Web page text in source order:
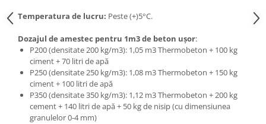
Temperatura de lucru: Peste (+)5°C.
Dozajul de amestec pentru 1m3 de beton ușor:
P200 (densitate 200 kg/m3): 1,05 m3 Thermobeton + 100 kg
ciment + 70 litri de apă
P250 (densitate 250 kg/m3): 1,08 m3 Thermobeton + 150 kg
ciment + 100 litri de apă
P350 (densitate 350 kg/m3): 1,12 m3 Thermobeton + 200 kg
cement + 140 litri de apă + 50 kg de nisip (cu dimensiunea
granulelor 0-4 mm)